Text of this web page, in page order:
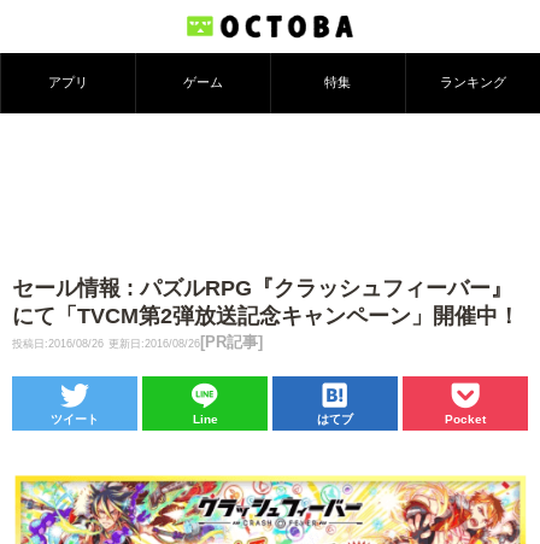
アプリ ゲーム 特集 ランキング
セール情報 : パズルRPG『クラッシュフィーバー』
にて「TVCM第2弾放送記念キャンペーン」開催中！
投稿日:2016/08/26 更新日:2016/08/26 [PR記事]
ツイート Line はてブ Pocket